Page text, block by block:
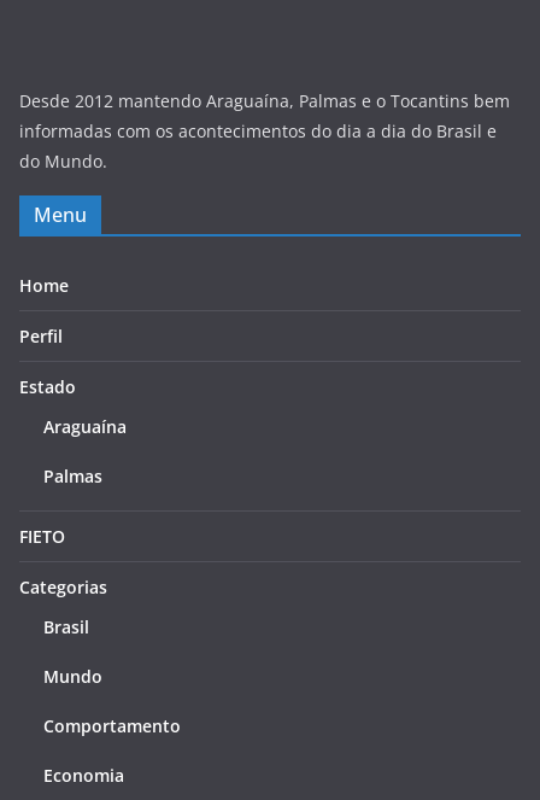
Desde 2012 mantendo Araguaína, Palmas e o Tocantins bem
informadas com os acontecimentos do dia a dia do Brasil e
do Mundo.
Menu
Home
Perfil
Estado
Araguaína
Palmas
FIETO
Categorias
Brasil
Mundo
Comportamento
Economia